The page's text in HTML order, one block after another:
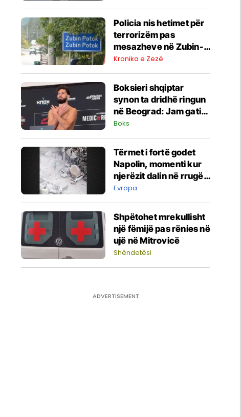
Policia nis hetimet për
terrorizëm pas
mesazheve në Zubin-
Potok
Kronika e Zezë
Boksieri shqiptar
synon ta dridhë ringun
në Beograd: Jam gati,
Zoti e bekoftë
Boks
Tërmet i fortë godet
Napolin, momenti kur
njerëzit dalin në rrugë -
dëme të shumta nga
Evropa
Shpëtohet mrekullisht
një fëmijë pas rënies në
ujë në Mitrovicë
Shëndetësi